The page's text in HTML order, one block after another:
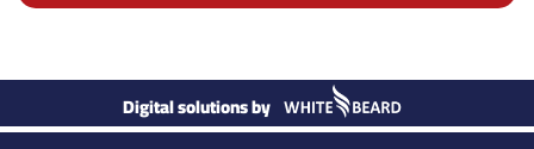
Digital solutions by